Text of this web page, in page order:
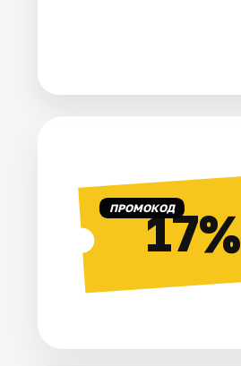
ПРОМОКОД17%